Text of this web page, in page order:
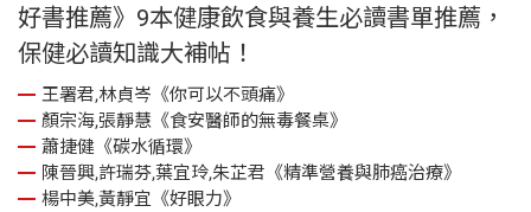
好書推薦》9本健康飲食與養生必讀書單推薦，
保健必讀知識大補帖！
王署君,林貞岑《你可以不頭痛》
顏宗海,張靜慧《食安醫師的無毒餐桌》
蕭捷健《碳水循環》
陳晉興,許瑞芬,葉宜玲,朱芷君《精準營養與肺癌治療》
楊中美,黃靜宜《好眼力》